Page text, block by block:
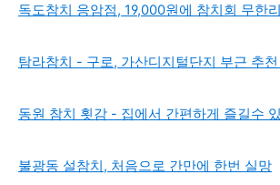
독도참치 응암점, 19,000원에 참치회 무한
탐라참치 - 구로, 가산디지털단지 부근 추
동원 참치 횟감 - 집에서 간편하게 즐길수
불광동 설참치, 처음으로 간만에 한번 실망